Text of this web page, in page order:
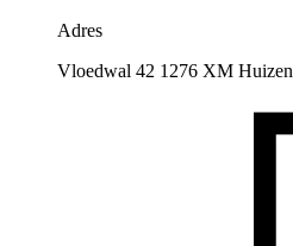
Adres
Vloedwal 42 1276 XM Huizen